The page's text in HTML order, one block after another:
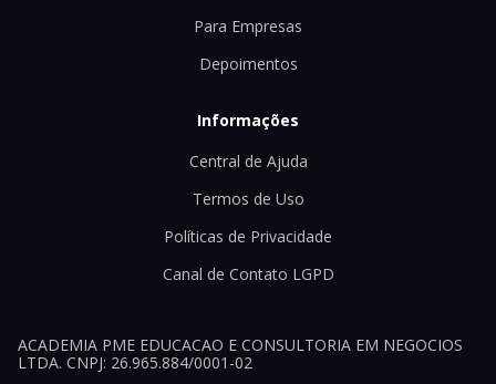
Para Empresas
Depoimentos
Informações
Central de Ajuda
Termos de Uso
Políticas de Privacidade
Canal de Contato LGPD
ACADEMIA PME EDUCACAO E CONSULTORIA EM NEGOCIOS
LTDA. CNPJ: 26.965.884/0001-02